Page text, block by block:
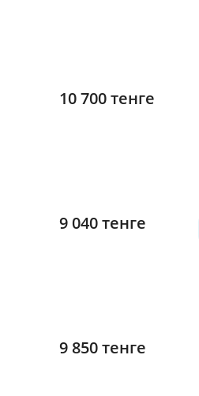
10 700 тенге
9 040 тенге
9 850 тенге